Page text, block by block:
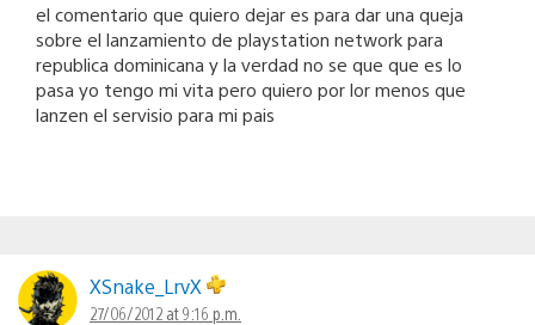
el comentario que quiero dejar es para dar una queja
sobre el lanzamiento de playstation network para
republica dominicana y la verdad no se que que es lo
pasa yo tengo mi vita pero quiero por lor menos que
lanzen el servisio para mi pais
XSnake_LrvX
27/06/2012 at 9:16 p.m.